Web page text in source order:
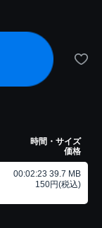
時間・サイズ
価格
00:02:23 39.7 MB
150円(税込)